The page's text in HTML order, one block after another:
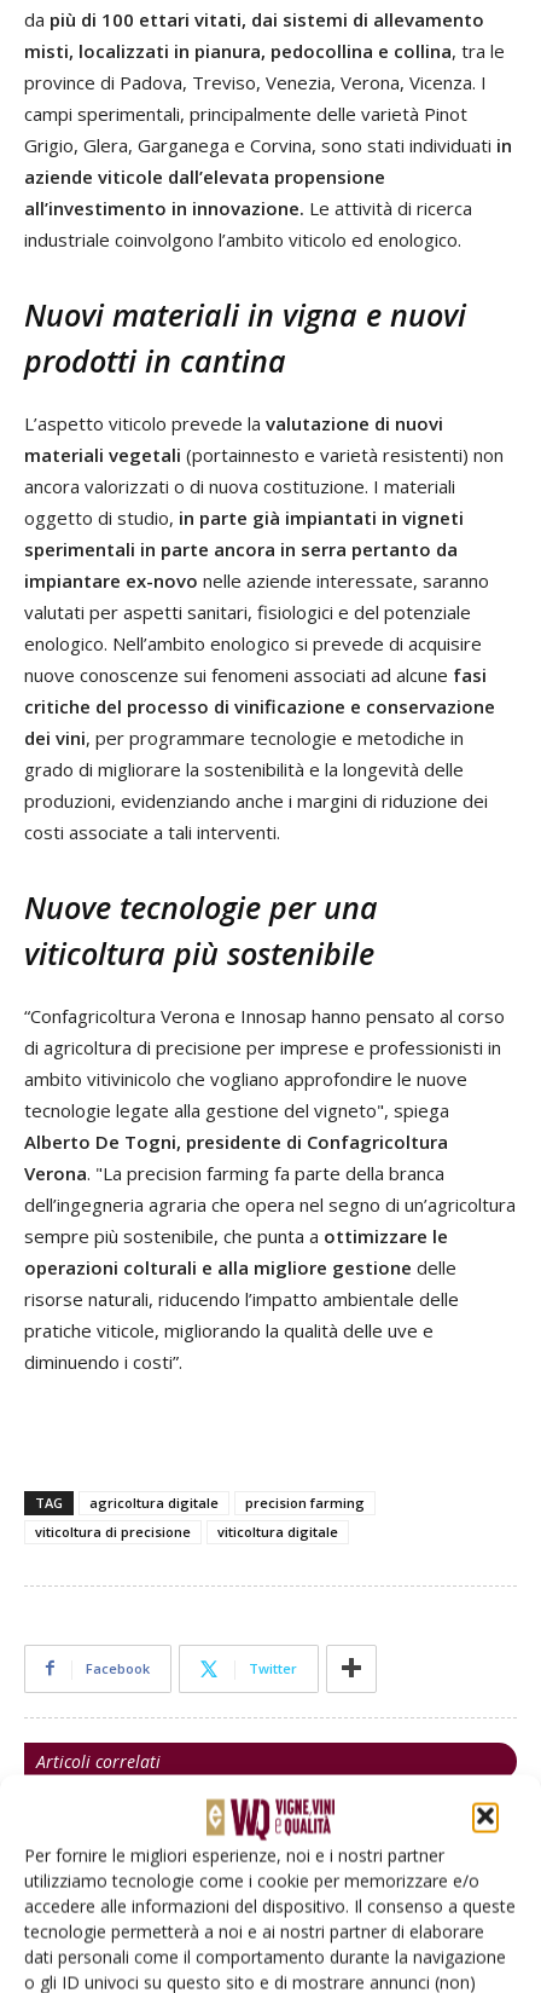
Per fornire le migliori esperienze, noi e i nostri partner
utilizziamo tecnologie come i cookie per memorizzare e/o
accedere alle informazioni del dispositivo. Il consenso a queste
tecnologie permetterà a noi e ai nostri partner di elaborare
dati personali come il comportamento durante la navigazione
o gli ID univoci su questo sito e di mostrare annunci (non)
da più di 100 ettari vitati, dai sistemi di allevamento
misti, localizzati in pianura, pedocollina e collina, tra le
province di Padova, Treviso, Venezia, Verona, Vicenza. I
campi sperimentali, principalmente delle varietà Pinot
Grigio, Glera, Garganega e Corvina, sono stati individuati in
aziende viticole dall’elevata propensione
all’investimento in innovazione. Le attività di ricerca
industriale coinvolgono l’ambito viticolo ed enologico.
Nuovi materiali in vigna e nuovi
prodotti in cantina
L’aspetto viticolo prevede la valutazione di nuovi
materiali vegetali (portainnesto e varietà resistenti) non
ancora valorizzati o di nuova costituzione. I materiali
oggetto di studio, in parte già impiantati in vigneti
sperimentali in parte ancora in serra pertanto da
impiantare ex-novo nelle aziende interessate, saranno
valutati per aspetti sanitari, fisiologici e del potenziale
enologico. Nell’ambito enologico si prevede di acquisire
nuove conoscenze sui fenomeni associati ad alcune fasi
critiche del processo di vinificazione e conservazione
dei vini, per programmare tecnologie e metodiche in
grado di migliorare la sostenibilità e la longevità delle
produzioni, evidenziando anche i margini di riduzione dei
costi associate a tali interventi.
Nuove tecnologie per una
viticoltura più sostenibile
“Confagricoltura Verona e Innosap hanno pensato al corso
di agricoltura di precisione per imprese e professionisti in
ambito vitivinicolo che vogliano approfondire le nuove
tecnologie legate alla gestione del vigneto", spiega
Alberto De Togni, presidente di Confagricoltura
Verona. "La precision farming fa parte della branca
dell’ingegneria agraria che opera nel segno di un’agricoltura
sempre più sostenibile, che punta a ottimizzare le
operazioni colturali e alla migliore gestione delle
risorse naturali, riducendo l’impatto ambientale delle
pratiche viticole, migliorando la qualità delle uve e
diminuendo i costi”.
TAG agricoltura digitale
precision farming
viticoltura di precisione
viticoltura digitale
Facebook Twitter
Articoli correlati
In Vitevis la gestione del vigneto è
sempre più sostenibile
Il digitale smart entra in vigneto